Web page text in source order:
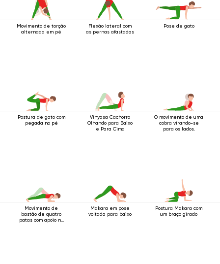
Movimento de torção
alternada em pé
Flexão lateral com
as pernas afastadas
Pose de gato
Postura de gato com
pegada no pé
Vinyasa Cachorro
Olhando para Baixo
e Para Cima
O movimento de uma
cobra virando-se
para os lados.
Movimento de
bastão de quatro
patas com apoio no
Makara em pose
voltada para baixo
Postura Makara com
um braço girado